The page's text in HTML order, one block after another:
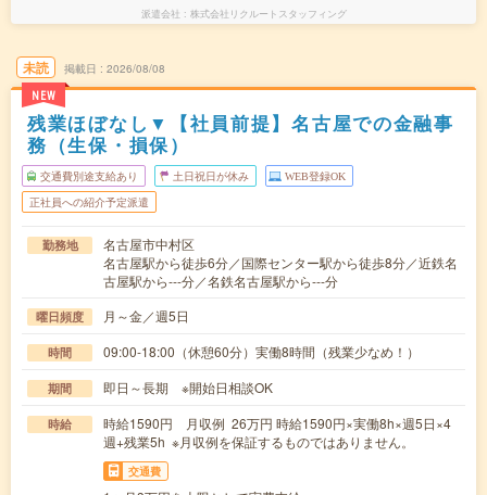
派遣会社 株式会社リクルートスタッフィング
未読
NEW
掲載日 2026/08/08
残業ほぼなし▼【社員前提】名古屋での金融事
務（生保・損保）
交通費別途支給あり 土日祝日が休み WEB登録OK
正社員への紹介予定派遣
勤務地
名古屋市中村区
名古屋駅から徒歩6分／国際センター駅から徒歩8分／近鉄名
古屋駅から---分／名鉄名古屋駅から---分
曜日頻度 月～金／週5日
時間 09:00-18:00（休憩60分）実働8時間（残業少なめ！）
期間 即日～長期 ※開始日相談OK
時給
時給1590円 月収例 26万円 時給1590円×実働8h×週5日×4
週+残業5h ※月収例を保証するものではありません。
交通費